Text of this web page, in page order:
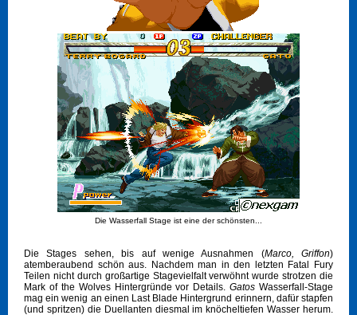
Die Wasserfall Stage ist eine der schönsten...
Die Stages sehen, bis auf wenige Ausnahmen (Marco, Griffon)
atemberaubend schön aus. Nachdem man in den letzten Fatal Fury
Teilen nicht durch großartige Stagevielfalt verwöhnt wurde strotzen die
Mark of the Wolves Hintergründe vor Details.Gatos Wasserfall-Stage
mag ein wenig an einen Last Blade Hintergrund erinnern, dafür stapfen
(und spritzen) die Duellanten diesmal im knöcheltiefen Wasser herum.